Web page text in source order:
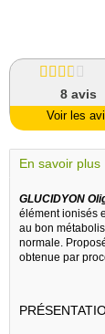
8 avis
Voir les
En savoir plus
GLUCIDYON
élément ionisés
au bon
normale.
obtenue par